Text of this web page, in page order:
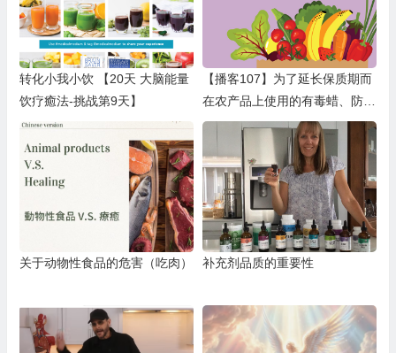
转化小我小饮 【20天 大脑能量
饮疗癒法-挑战第9天】
【播客107】为了延长保质期而
在农产品上使用的有毒蜡、防腐
剂和化学品——食物浪费问题
关于动物性食品的危害（吃肉） 补充剂品质的重要性